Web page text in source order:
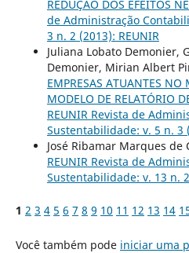
REDUÇÃO DOS EFEITOS
de Administração
3 n. 2 (2013): REUNIR
Juliana Lobato Demonier,
Demonier, Mirian Albert
EMPRESAS ATUANTES NO
MODELO DE RELATÓRIO
REUNIR Revista de
Sustentabilidade: v. 5 n. 3
José Ribamar Marques de
REUNIR Revista de
Sustentabilidade: v. 13 n.
1 2 3 4 5 6 7 8 9 10 11 12 13 14
Você também pode iniciar uma